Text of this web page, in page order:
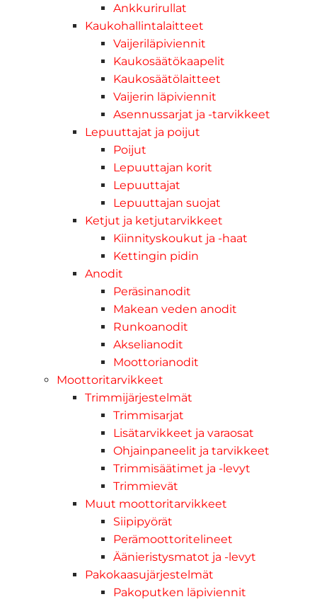
Ankkurirullat
Kaukohallintalaitteet
Vaijeriläpiviennit
Kaukosäätökaapelit
Kaukosäätölaitteet
Vaijerin läpiviennit
Asennussarjat ja -tarvikkeet
Lepuuttajat ja poijut
Poijut
Lepuuttajan korit
Lepuuttajat
Lepuuttajan suojat
Ketjut ja ketjutarvikkeet
Kiinnityskoukut ja -haat
Kettingin pidin
Anodit
Peräsinanodit
Makean veden anodit
Runkoanodit
Akselianodit
Moottorianodit
Moottoritarvikkeet
Trimmijärjestelmät
Trimmisarjat
Lisätarvikkeet ja varaosat
Ohjainpaneelit ja tarvikkeet
Trimmisäätimet ja -levyt
Trimmievät
Muut moottoritarvikkeet
Siipipyörät
Perämoottoritelineet
Äänieristysmatot ja -levyt
Pakokaasujärjestelmät
Pakoputken läpiviennit